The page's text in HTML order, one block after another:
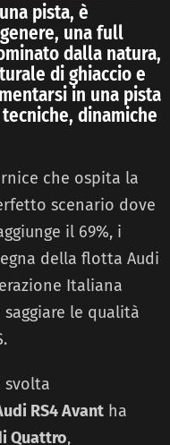
pista, è
una full
dalla natura,
di ghiaccio e
in una pista
dinamiche
che ospita la
scenario dove
il 69%, i
della flotta Audi
Italiana
le qualità
svolta
RS4 Avant ha
Quattro,